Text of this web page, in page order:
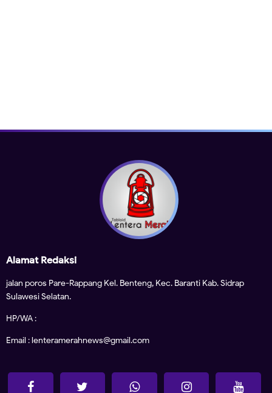
Alamat Redaksi
jalan poros Pare-Rappang Kel. Benteng, Kec. Baranti Kab. Sidrap
Sulawesi Selatan.
HP/WA :
Email : lenteramerahnews@gmail.com